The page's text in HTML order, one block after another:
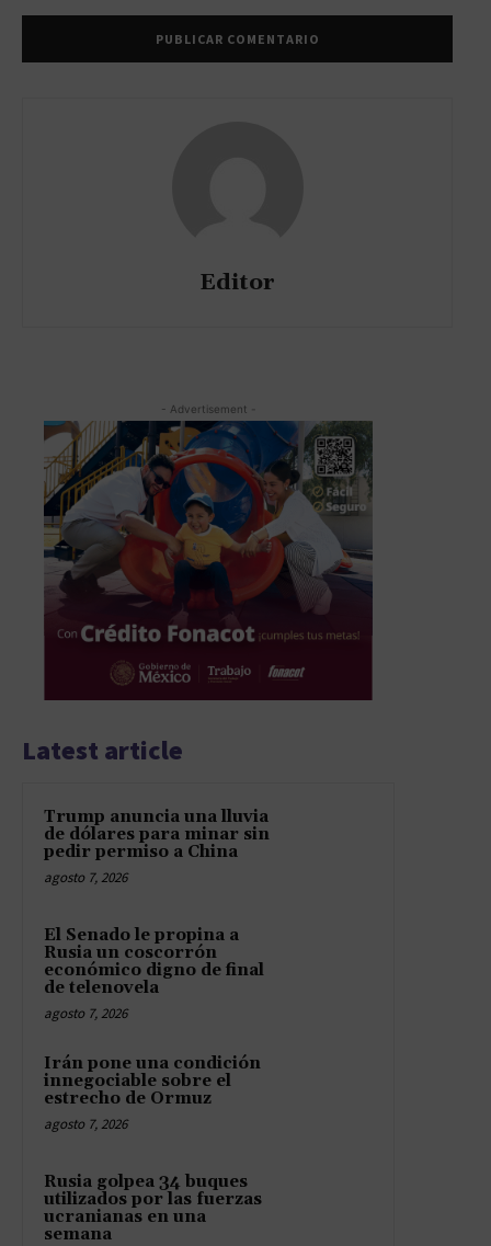
Editor
- Advertisement -
Latest article
Trump anuncia una lluvia
de dólares para minar sin
pedir permiso a China
agosto 7, 2026
El Senado le propina a
Rusia un coscorrón
económico digno de final
de telenovela
agosto 7, 2026
Irán pone una condición
innegociable sobre el
estrecho de Ormuz
agosto 7, 2026
Rusia golpea 34 buques
utilizados por las fuerzas
ucranianas en una
semana